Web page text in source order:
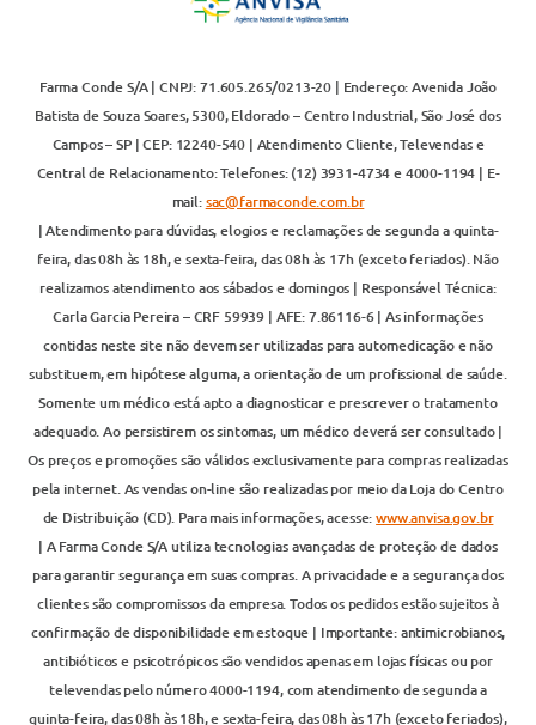
Farma Conde S/A | CNPJ: 71.605.265/0213-20 | Endereço: Avenida João
Batista de Souza Soares, 5300, Eldorado – Centro Industrial, São José dos
Campos – SP | CEP: 12240-540 | Atendimento Cliente, Televendas e
Central de Relacionamento: Telefones: (12) 3931-4734 e 4000-1194 | E-
mail:sac@farmaconde.com.br
| Atendimento para dúvidas, elogios e reclamações de segunda a quinta-
feira, das 08h às 18h, e sexta-feira, das 08h às 17h (exceto feriados). Não
realizamos atendimento aos sábados e domingos | Responsável Técnica:
Carla Garcia Pereira – CRF 59939 | AFE: 7.86116-6 | As informações
contidas neste site não devem ser utilizadas para automedicação e não
substituem, em hipótese alguma, a orientação de um profissional de saúde.
Somente um médico está apto a diagnosticar e prescrever o tratamento
adequado. Ao persistirem os sintomas, um médico deverá ser consultado |
Os preços e promoções são válidos exclusivamente para compras realizadas
pela internet. As vendas on-line são realizadas por meio da Loja do Centro
de Distribuição (CD). Para mais informações, acesse:www.anvisa.gov.br
| A Farma Conde S/A utiliza tecnologias avançadas de proteção de dados
para garantir segurança em suas compras. A privacidade e a segurança dos
clientes são compromissos da empresa. Todos os pedidos estão sujeitos à
confirmação de disponibilidade em estoque | Importante: antimicrobianos,
antibióticos e psicotrópicos são vendidos apenas em lojas físicas ou por
televendas pelo número 4000-1194, com atendimento de segunda a
quinta-feira, das 08h às 18h, e sexta-feira, das 08h às 17h (exceto feriados),